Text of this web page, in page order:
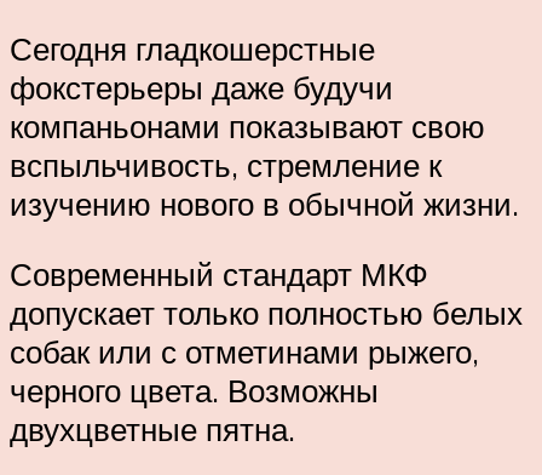
Сегодня гладкошерстные
фокстерьеры даже будучи
компаньонами показывают свою
вспыльчивость, стремление к
изучению нового в обычной жизни.
Современный стандарт МКФ
допускает только полностью белых
собак или с отметинами рыжего,
черного цвета. Возможны
двухцветные пятна.